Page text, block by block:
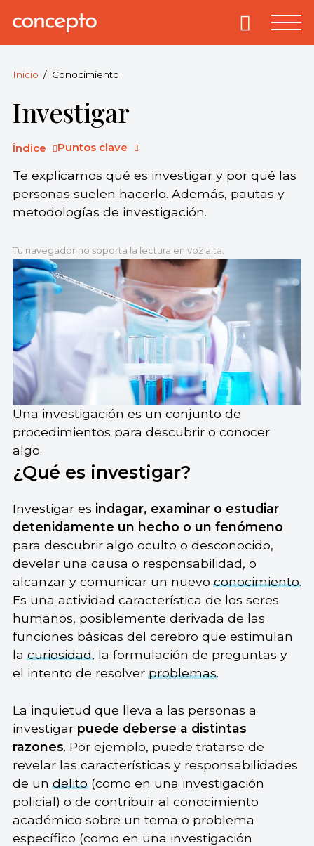
Concepto.
derechos
reservados.
Primary
Inicio Conocimiento
Investigar
Índice Puntos clave
Te explicamos qué es investigar y por qué las
personas suelen hacerlo. Además, pautas y
metodologías de investigación.
Tu navegador no soporta la lectura en voz alta.
Una investigación es un conjunto de
procedimientos para descubrir o conocer
algo.
¿Qué es investigar?
Investigar es indagar, examinar o estudiar
detenidamente un hecho o un fenómeno
para descubrir algo oculto o desconocido,
develar una causa o responsabilidad, o
alcanzar y comunicar un nuevoconocimiento.
Es una actividad característica de los seres
humanos, posiblemente derivada de las
funciones básicas del cerebro que estimulan
lacuriosidad, la formulación de preguntas y
el intento de resolverproblemas.
La inquietud que lleva a las personas a
investigar puede deberse a distintas
razones. Por ejemplo, puede tratarse de
revelar las características y responsabilidades
de undelito(como en una investigación
policial) o de contribuir al conocimiento
académico sobre un tema o problema
específico (como en una investigación